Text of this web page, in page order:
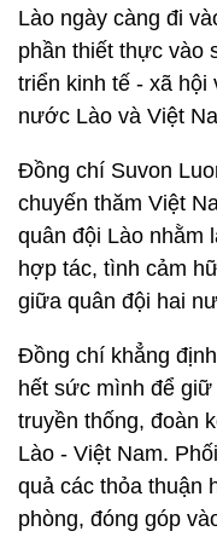
Lào ngày càng đi
phần thiết thực vào
triển kinh tế - xã
nước Lào và Việt
Đồng chí Suvon
chuyến thăm Việt
quân đội Lào nhằm
hợp tác, tình cảm
giữa quân đội hai
Đồng chí khẳng
hết sức mình để
truyền thống, đoàn
Lào - Việt Nam.
quả các thỏa thuận
phòng, đóng góp